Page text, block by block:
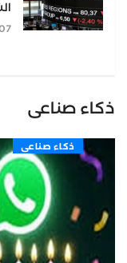
ذكاء صناعى
ذكاء صناعى